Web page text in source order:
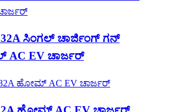
32A ಸಿಂಗಲ್ ಚಾರ್ಜಿಂಗ್ ಗನ್
AC EV ಚಾರ್ಜರ್